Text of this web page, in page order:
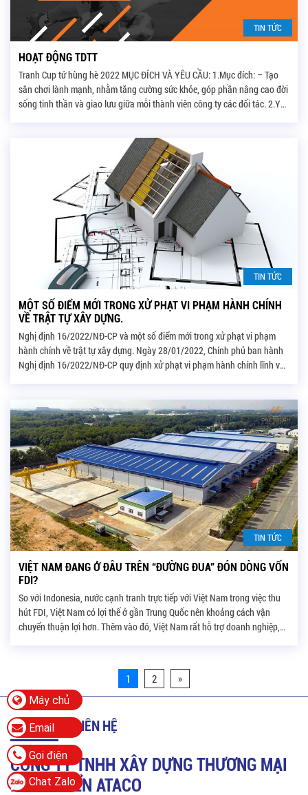
TIN TỨC
HOẠT ĐỘNG TDTT
Tranh Cup tứ hùng hè 2022 MỤC ĐÍCH VÀ YÊU CẦU: 1.Mục đích: – Tạo
sân chơi lành mạnh, nhằm tăng cường sức khỏe, góp phần nâng cao đời
sống tinh thần và giao lưu giữa mỗi thành viên công ty các đối tác. 2.Yêu
TIN TỨC
MỘT SỐ ĐIỂM MỚI TRONG XỬ PHẠT VI PHẠM HÀNH CHÍNH
VỀ TRẬT TỰ XÂY DỰNG.
Nghị định 16/2022/NĐ-CP và một số điểm mới trong xử phạt vi phạm
hành chính về trật tự xây dựng. Ngày 28/01/2022, Chính phủ ban hành
Nghị định 16/2022/NĐ-CP quy định xử phạt vi phạm hành chính lĩnh vực
TIN TỨC
VIỆT NAM ĐANG Ở ĐÂU TRÊN “ĐƯỜNG ĐUA” ĐÓN DÒNG VỐN
FDI?
So với Indonesia, nước cạnh tranh trực tiếp với Việt Nam trong việc thu
hút FDI, Việt Nam có lợi thế ở gần Trung Quốc nên khoảng cách vận
chuyển thuận lợi hơn. Thêm vào đó, Việt Nam rất hỗ trợ doanh nghiệp,
1 2 »
THÔNG TIN LIÊN HỆ
CÔNG TY TNHH XÂY DỰNG THƯƠNG MẠI
PHÁT TRIỂN ATACO
Máy chủ
Email
Gọi điện
Chat Zalo